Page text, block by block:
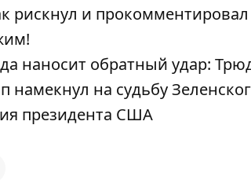
рискнул и
наносит обратный удар:
намекнул на судьбу
президента США